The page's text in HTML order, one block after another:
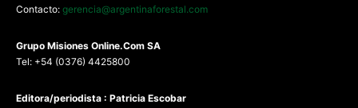
Contacto: gerencia@argentinaforestal.com
Grupo Misiones Online.Com SA
Tel: +54 (0376) 4425800
Editora/periodista : Patricia Escobar